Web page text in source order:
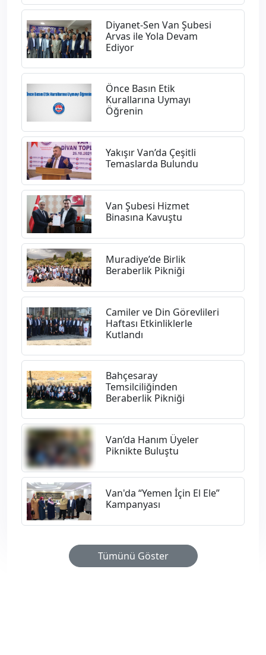
Diyanet-Sen Van Şubesi
Arvas ile Yola Devam
Ediyor
Önce Basın Etik
Kurallarına Uymayı
Öğrenin
Yakışır Van’da Çeşitli
Temaslarda Bulundu
Van Şubesi Hizmet
Binasına Kavuştu
Muradiye’de Birlik
Beraberlik Pikniği
Camiler ve Din Görevlileri
Haftası Etkinliklerle
Kutlandı
Bahçesaray
Temsilciliğinden
Beraberlik Pikniği
Van’da Hanım Üyeler
Piknikte Buluştu
Van'da “Yemen İçin El Ele”
Kampanyası
Tümünü Göster